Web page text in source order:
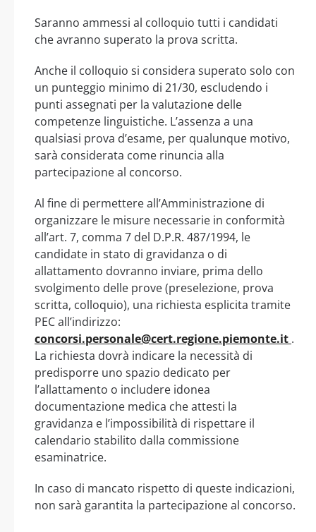
Saranno ammessi al colloquio tutti i candidati
che avranno superato la prova scritta.
Anche il colloquio si considera superato solo con
un punteggio minimo di 21/30, escludendo i
punti assegnati per la valutazione delle
competenze linguistiche. L’assenza a una
qualsiasi prova d’esame, per qualunque motivo,
sarà considerata come rinuncia alla
partecipazione al concorso.
Al fine di permettere all’Amministrazione di
organizzare le misure necessarie in conformità
all’art. 7, comma 7 del D.P.R. 487/1994, le
candidate in stato di gravidanza o di
allattamento dovranno inviare, prima dello
svolgimento delle prove (preselezione, prova
scritta, colloquio), una richiesta esplicita tramite
PEC all’indirizzo:
concorsi.personale@cert.regione.piemonte.it .
La richiesta dovrà indicare la necessità di
predisporre uno spazio dedicato per
l’allattamento o includere idonea
documentazione medica che attesti la
gravidanza e l’impossibilità di rispettare il
calendario stabilito dalla commissione
esaminatrice.
In caso di mancato rispetto di queste indicazioni,
non sarà garantita la partecipazione al concorso.